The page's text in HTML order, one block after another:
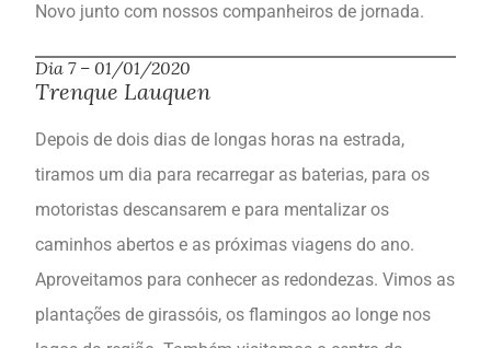
Novo junto com nossos companheiros de jornada.
Dia 7 – 01/01/2020
Trenque Lauquen
Depois de dois dias de longas horas na estrada,
tiramos um dia para recarregar as baterias, para os
motoristas descansarem e para mentalizar os
caminhos abertos e as próximas viagens do ano.
Aproveitamos para conhecer as redondezas. Vimos as
plantações de girassóis, os flamingos ao longe nos